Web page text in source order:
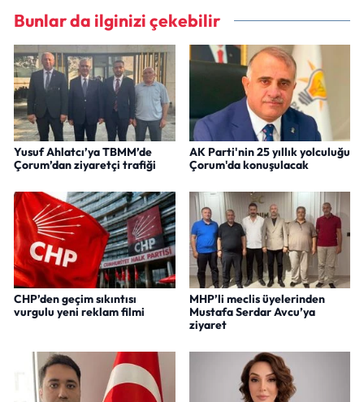
Bunlar da ilginizi çekebilir
Yusuf Ahlatcı’ya TBMM’de
Çorum’dan ziyaretçi trafiği
AK Parti'nin 25 yıllık yolculuğu
Çorum'da konuşulacak
CHP’den geçim sıkıntısı
vurgulu yeni reklam filmi
MHP’li meclis üyelerinden
Mustafa Serdar Avcu’ya
ziyaret